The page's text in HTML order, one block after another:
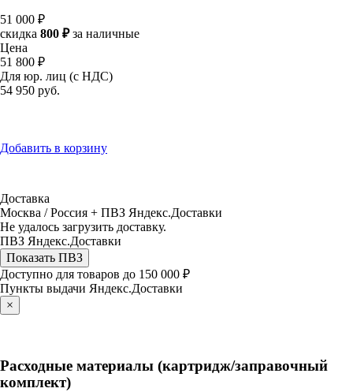
51 000 ₽
скидка 800 ₽за наличные
Цена
51 800 ₽
Для юр. лиц (с НДС)
54 950 руб.
Добавить в корзину
Доставка
Москва / Россия + ПВЗ Яндекс.Доставки
Не удалось загрузить доставку.
ПВЗ Яндекс.Доставки
Показать ПВЗ
Доступно для товаров до 150 000 ₽
Пункты выдачи Яндекс.Доставки
×
Расходные материалы (картридж/заправочный
комплект)